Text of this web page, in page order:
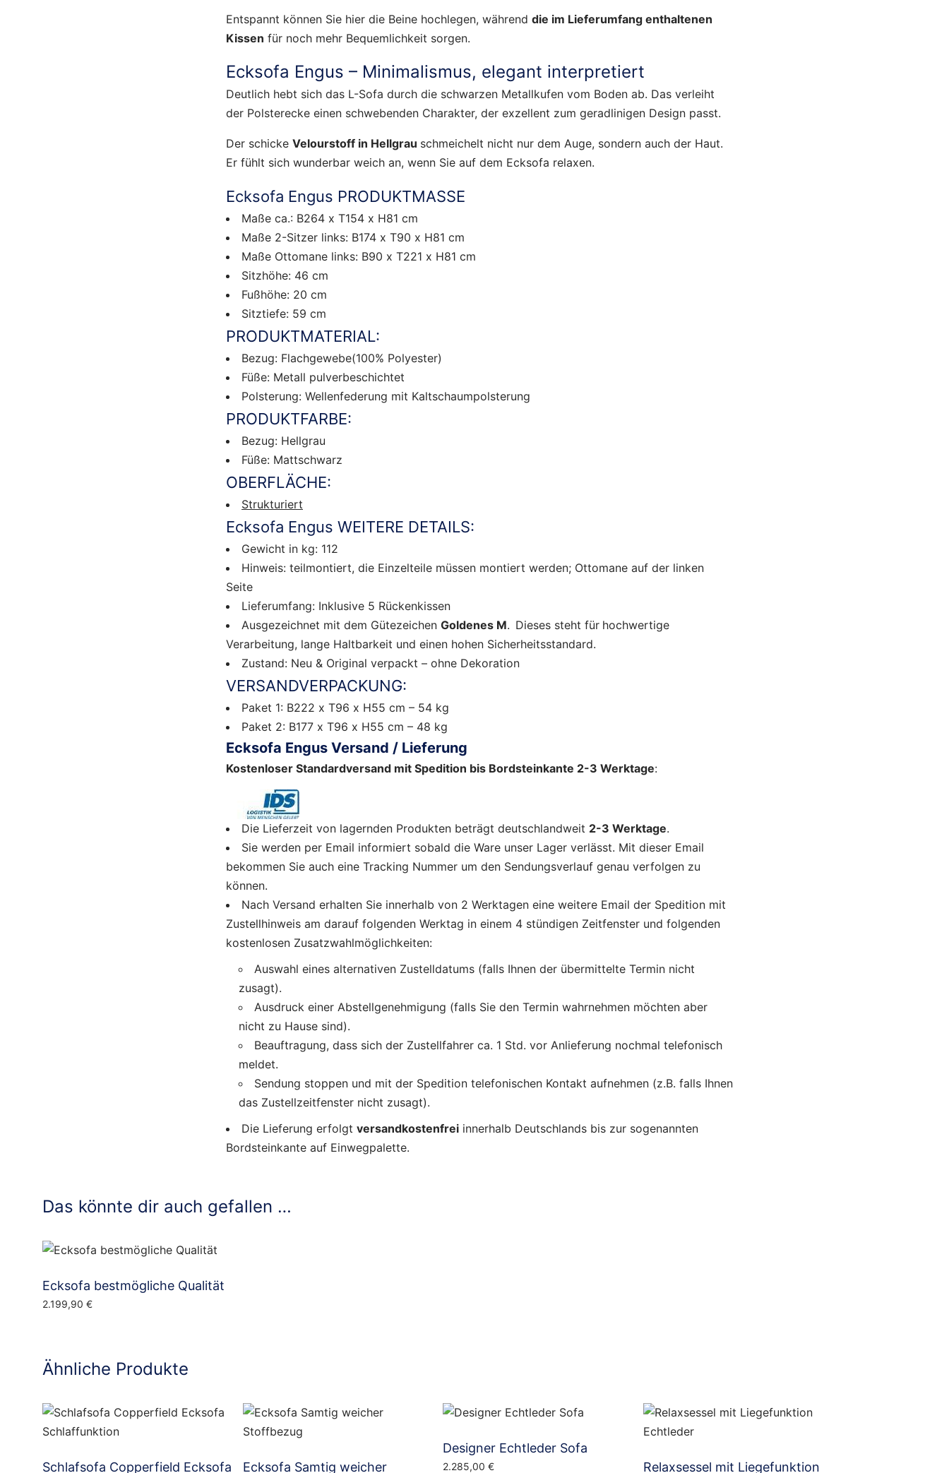
Entspannt können Sie hier die Beine hochlegen, während die im Lieferumfang enthaltenen
Kissen für noch mehr Bequemlichkeit sorgen.
Ecksofa Engus – Minimalismus, elegant interpretiert
Deutlich hebt sich das L-Sofa durch die schwarzen Metallkufen vom Boden ab. Das verleiht
der Polsterecke einen schwebenden Charakter, der exzellent zum geradlinigen Design passt.
Der schicke Velourstoff in Hellgrau schmeichelt nicht nur dem Auge, sondern auch der Haut.
Er fühlt sich wunderbar weich an, wenn Sie auf dem Ecksofa relaxen.
Ecksofa Engus PRODUKTMASSE
Maße ca.: B264 x T154 x H81 cm
Maße 2-Sitzer links: B174 x T90 x H81 cm
Maße Ottomane links: B90 x T221 x H81 cm
Sitzhöhe: 46 cm
Fußhöhe: 20 cm
Sitztiefe: 59 cm
PRODUKTMATERIAL:
Bezug: Flachgewebe(100% Polyester)
Füße: Metall pulverbeschichtet
Polsterung: Wellenfederung mit Kaltschaumpolsterung
PRODUKTFARBE:
Bezug: Hellgrau
Füße: Mattschwarz
OBERFLÄCHE:
Strukturiert
Ecksofa Engus WEITERE DETAILS:
Gewicht in kg: 112
Hinweis: teilmontiert, die Einzelteile müssen montiert werden; Ottomane auf der linken
Seite
Lieferumfang: Inklusive 5 Rückenkissen
Ausgezeichnet mit dem Gütezeichen Goldenes M. Dieses steht für hochwertige
Verarbeitung, lange Haltbarkeit und einen hohen Sicherheitsstandard.
Zustand: Neu & Original verpackt – ohne Dekoration
VERSANDVERPACKUNG:
Paket 1: B222 x T96 x H55 cm – 54 kg
Paket 2: B177 x T96 x H55 cm – 48 kg
Ecksofa Engus Versand / Lieferung
Kostenloser Standardversand mit Spedition bis Bordsteinkante 2-3 Werktage:
Die Lieferzeit von lagernden Produkten beträgt deutschlandweit 2-3 Werktage.
Sie werden per Email informiert sobald die Ware unser Lager verlässt. Mit dieser Email
bekommen Sie auch eine Tracking Nummer um den Sendungsverlauf genau verfolgen zu
können.
Nach Versand erhalten Sie innerhalb von 2 Werktagen eine weitere Email der Spedition mit
Zustellhinweis am darauf folgenden Werktag in einem 4 stündigen Zeitfenster und folgenden
kostenlosen Zusatzwahlmöglichkeiten:
Auswahl eines alternativen Zustelldatums (falls Ihnen der übermittelte Termin nicht
zusagt).
Ausdruck einer Abstellgenehmigung (falls Sie den Termin wahrnehmen möchten aber
nicht zu Hause sind).
Beauftragung, dass sich der Zustellfahrer ca. 1 Std. vor Anlieferung nochmal telefonisch
meldet.
Sendung stoppen und mit der Spedition telefonischen Kontakt aufnehmen (z.B. falls Ihnen
das Zustellzeitfenster nicht zusagt).
Die Lieferung erfolgt versandkostenfrei innerhalb Deutschlands bis zur sogenannten
Bordsteinkante auf Einwegpalette.
Das könnte dir auch gefallen …
Ecksofa bestmögliche Qualität
2.199,90 €
Ähnliche Produkte
Schlafsofa Copperfield Ecksofa Ecksofa Samtig weicher
Designer Echtleder Sofa
2.285,00 € Relaxsessel mit Liegefunktion